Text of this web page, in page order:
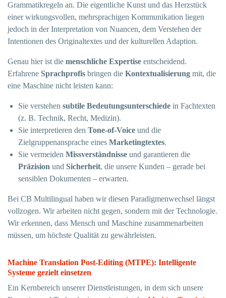
Grammatikregeln an. Die eigentliche Kunst und das Herzstück
einer wirkungsvollen, mehrsprachigen Kommunikation liegen
jedoch in der Interpretation von Nuancen, dem Verstehen der
Intentionen des Originaltextes und der kulturellen Adaption.
Genau hier ist die menschliche Expertise entscheidend.
Erfahrene Sprachprofis bringen die Kontextualisierung mit, die
eine Maschine nicht leisten kann:
Sie verstehen subtile Bedeutungsunterschiede in Fachtexten
(z. B. Technik, Recht, Medizin).
Sie interpretieren den Tone-of-Voice und die
Zielgruppenansprache eines Marketingtextes.
Sie vermeiden Missverständnisse und garantieren die
Präzision und Sicherheit, die unsere Kunden – gerade bei
sensiblen Dokumenten – erwarten.
Bei CB Multilingual haben wir diesen Paradigmenwechsel längst
vollzogen. Wir arbeiten nicht gegen, sondern mit der Technologie.
Wir erkennen, dass Mensch und Maschine zusammenarbeiten
müssen, um höchste Qualität zu gewährleisten.
Machine Translation Post-Editing (MTPE): Intelligente
Systeme gezielt einsetzen
Ein Kernbereich unserer Dienstleistungen, in dem sich unsere